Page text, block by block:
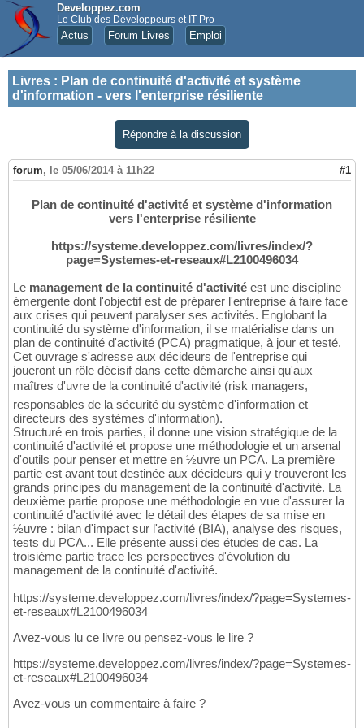
Developpez.com
Le Club des Développeurs et IT Pro
Actus Forum Livres Emploi
Livres : Plan de continuité d'activité et système
d'information - vers l'enterprise résiliente
Répondre à la discussion
forum, le 05/06/2014 à 11h22 #1
Plan de continuité d'activité et système d'information
vers l'enterprise résiliente
https://systeme.developpez.com/livres/index/?
page=Systemes-et-reseaux#L2100496034
Le management de la continuité d'activité est une discipline
émergente dont l'objectif est de préparer l'entreprise à faire face
aux crises qui peuvent paralyser ses activités. Englobant la
continuité du système d'information, il se matérialise dans un
plan de continuité d'activité (PCA) pragmatique, à jour et testé.
Cet ouvrage s'adresse aux décideurs de l'entreprise qui
joueront un rôle décisif dans cette démarche ainsi qu'aux
maîtres d'uvre de la continuité d'activité (risk managers,
responsables de la sécurité du système d'information et
directeurs des systèmes d'information).
Structuré en trois parties, il donne une vision stratégique de la
continuité d'activité et propose une méthodologie et un arsenal
d'outils pour penser et mettre en ½uvre un PCA. La première
partie est avant tout destinée aux décideurs qui y trouveront les
grands principes du management de la continuité d'activité. La
deuxième partie propose une méthodologie en vue d'assurer la
continuité d'activité avec le détail des étapes de sa mise en
½uvre : bilan d'impact sur l'activité (BIA), analyse des risques,
tests du PCA... Elle présente aussi des études de cas. La
troisième partie trace les perspectives d'évolution du
management de la continuité d'activité.
https://systeme.developpez.com/livres/index/?page=Systemes-
et-reseaux#L2100496034
Avez-vous lu ce livre ou pensez-vous le lire ?
https://systeme.developpez.com/livres/index/?page=Systemes-
et-reseaux#L2100496034
Avez-vous un commentaire à faire ?